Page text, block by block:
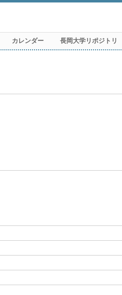
カレンダー 長岡大学リポジトリ